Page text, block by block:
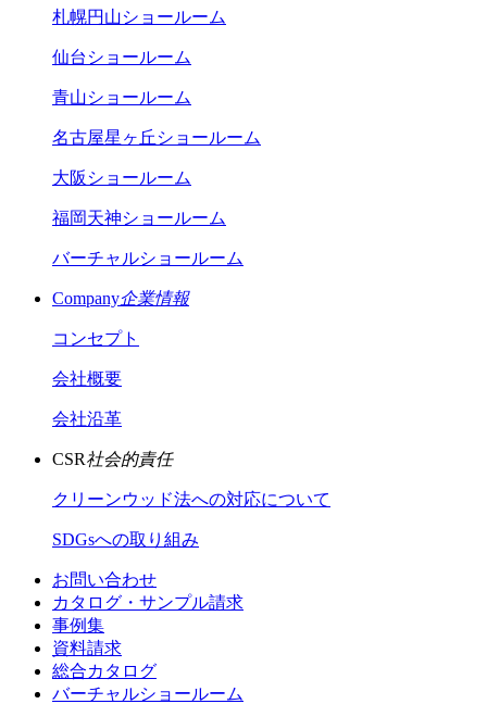
札幌円山ショールーム
仙台ショールーム
青山ショールーム
名古屋星ヶ丘ショールーム
大阪ショールーム
福岡天神ショールーム
バーチャルショールーム
Company企業情報
コンセプト
会社概要
会社沿革
CSR社会的責任
クリーンウッド法への対応について
SDGsへの取り組み
お問い合わせ
カタログ・サンプル請求
事例集
資料請求
総合カタログ
バーチャルショールーム